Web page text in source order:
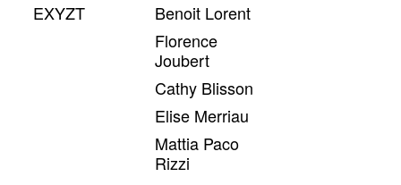
EXYZT
Benoit Lorent
Florence
Joubert
Cathy Blisson
Elise Merriau
Mattia Paco
Rizzi